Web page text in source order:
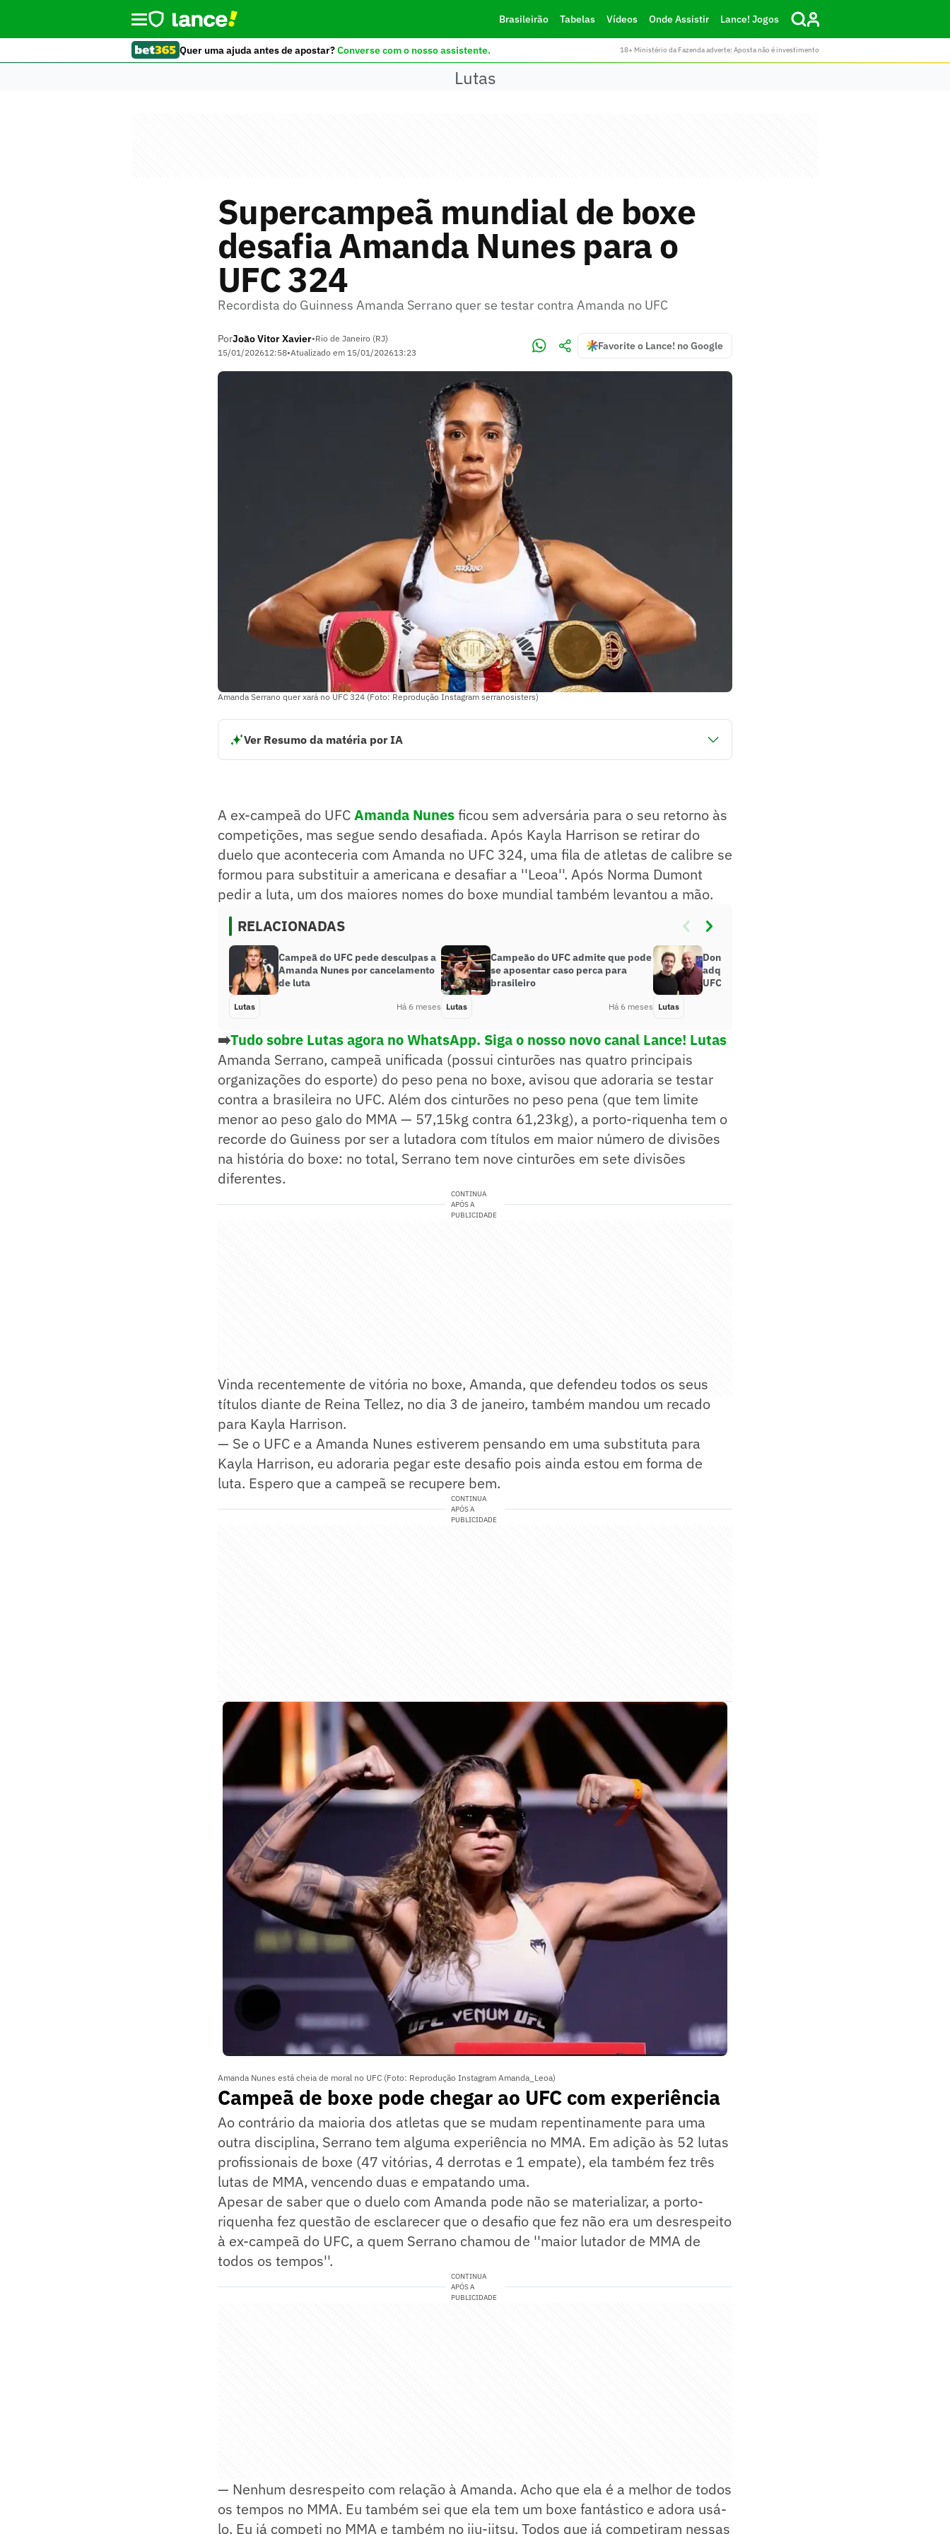
Brasileirão Tabelas Vídeos Onde Assistir Lance! Jogos
Quer uma ajuda antes de apostar?Converse com o nosso assistente. 18+ Ministério da Fazenda adverte: Aposta não é investimento
Lutas
Supercampeã mundial de boxe
desafia Amanda Nunes para o
UFC 324
Recordista do Guinness Amanda Serrano quer se testar contra Amanda no UFC
PorJoão Vitor Xavier•Rio de Janeiro (RJ)
15/01/202612:58•Atualizado em 15/01/202613:23
Favorite o Lance! no Google
Amanda Serrano quer xará no UFC 324 (Foto: Reprodução Instagram serranosisters)
Ver Resumo da matéria por IA
A ex-campeã do UFCAmanda Nunesficou sem adversária para o seu retorno às
competições, mas segue sendo desafiada. Após Kayla Harrison se retirar do
duelo que aconteceria com Amanda no UFC 324, uma fila de atletas de calibre se
formou para substituir a americana e desafiar a ''Leoa''. Após Norma Dumont
pedir a luta, um dos maiores nomes do boxe mundial também levantou a mão.
RELACIONADAS
Campeã do UFC pede desculpas a
Amanda Nunes por cancelamento
de luta
Lutas Há 6 meses
Campeão do UFC admite que pode
se aposentar caso perca para
brasileiro
Lutas Há 6 meses
Dona do Instagram e do WhatsApp
adquire naming rights de arena do
UFC
Lutas
➡️Tudo sobre Lutas agora no WhatsApp. Siga o nosso novo canal Lance! Lutas
Amanda Serrano, campeã unificada (possui cinturões nas quatro principais
organizações do esporte) do peso pena no boxe, avisou que adoraria se testar
contra a brasileira no UFC. Além dos cinturões no peso pena (que tem limite
menor ao peso galo do MMA — 57,15kg contra 61,23kg), a porto-riquenha tem o
recorde do Guiness por ser a lutadora com títulos em maior número de divisões
na história do boxe: no total, Serrano tem nove cinturões em sete divisões
diferentes.
CONTINUA
APÓS A
PUBLICIDADE
Vinda recentemente de vitória no boxe, Amanda, que defendeu todos os seus
títulos diante de Reina Tellez, no dia 3 de janeiro, também mandou um recado
para Kayla Harrison.
— Se o UFC e a Amanda Nunes estiverem pensando em uma substituta para
Kayla Harrison, eu adoraria pegar este desafio pois ainda estou em forma de
luta. Espero que a campeã se recupere bem.
CONTINUA
APÓS A
PUBLICIDADE
Amanda Nunes está cheia de moral no UFC (Foto: Reprodução Instagram Amanda_Leoa)
Campeã de boxe pode chegar ao UFC com experiência
Ao contrário da maioria dos atletas que se mudam repentinamente para uma
outra disciplina, Serrano tem alguma experiência no MMA. Em adição às 52 lutas
profissionais de boxe (47 vitórias, 4 derrotas e 1 empate), ela também fez três
lutas de MMA, vencendo duas e empatando uma.
Apesar de saber que o duelo com Amanda pode não se materializar, a porto-
riquenha fez questão de esclarecer que o desafio que fez não era um desrespeito
à ex-campeã do UFC, a quem Serrano chamou de ''maior lutador de MMA de
todos os tempos''.
CONTINUA
APÓS A
PUBLICIDADE
— Nenhum desrespeito com relação à Amanda. Acho que ela é a melhor de todos
os tempos no MMA. Eu também sei que ela tem um boxe fantástico e adora usá-
lo. Eu já competi no MMA e também no jiu-jitsu. Todos que já competiram nessas